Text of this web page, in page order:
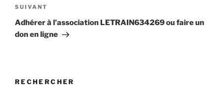
Article
suivant
SUIVANT
Adhérer à l’association LETRAIN634269 ou faire un
don en ligne
RECHERCHER